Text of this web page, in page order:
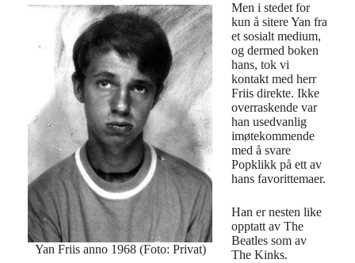
Yan Friis anno 1968 (Foto: Privat)
Men i stedet for
kun å sitere Yan fra
et sosialt medium,
og dermed boken
hans, tok vi
kontakt med herr
Friis direkte. Ikke
overraskende var
han usedvanlig
imøtekommende
med å svare
Popklikk på ett av
hans favorittemaer.
Han er nesten like
opptatt av The
Beatles som av
The Kinks.